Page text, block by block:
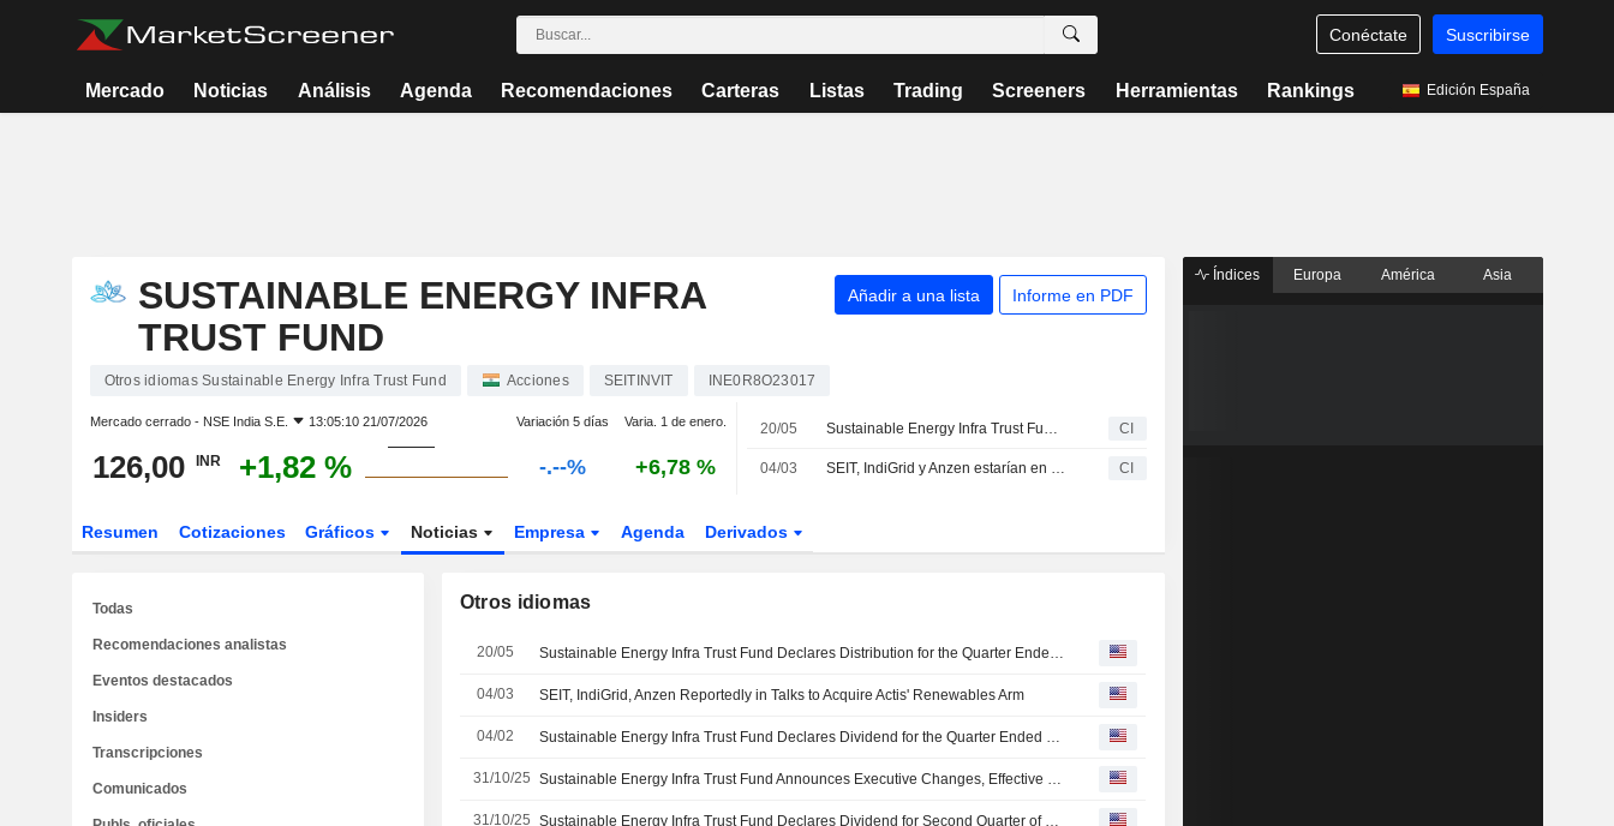
Conéctate Suscribirse
Mercado Noticias Análisis Agenda Recomendaciones Carteras Listas Trading Screeners Herramientas Rankings Edición España
SUSTAINABLE ENERGY INFRA
TRUST FUND
Añadir a una lista Informe en PDF
Otros idiomas Sustainable Energy Infra Trust Fund Acciones SEITINVIT INE0R8O23017
Mercado cerrado - NSE India S.E. 13:05:10 21/07/2026 Variación 5 días Varia. 1 de enero.
126,00 INR +1,82 % -.--% +6,78 %
20/05 Sustainable Energy Infra Trust Fund anuncia la distribución correspondiente al trimestre finalizado el 31 de marzo de 2026 CI
04/03 SEIT, IndiGrid y Anzen estarían en negociaciones para adquirir la filial de energías renovables de Actis CI
Resumen Cotizaciones Gráficos Noticias Empresa Agenda Derivados
Otros idiomas
20/05 Sustainable Energy Infra Trust Fund Declares Distribution for the Quarter Ended as on March 31, 2026
04/03 SEIT, IndiGrid, Anzen Reportedly in Talks to Acquire Actis' Renewables Arm
04/02 Sustainable Energy Infra Trust Fund Declares Dividend for the Quarter Ended December 31, 2025, Payable on or Before February 16, 2026
31/10/25 Sustainable Energy Infra Trust Fund Announces Executive Changes, Effective November 1, 2025
31/10/25 Sustainable Energy Infra Trust Fund Declares Dividend for Second Quarter of Fiscal Year 2026 Ended September 30, 2025, Payable on or Before November 12, 2025
Todas
Recomendaciones analistas
Eventos destacados
Insiders
Transcripciones
Comunicados
Índices Europa América Asia